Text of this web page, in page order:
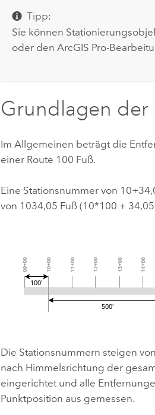
Tipp:
Sie können
oder den ArcGIS Pro-
Grundlagen der
Im Allgemeinen beträgt die
einer Route 100 Fuß.
Eine Stationsnummer von
von 1034,05 Fuß (10*100 +
Die Stationsnummern steigen
nach Himmelsrichtung der
eingerichtet und alle
Punktposition aus gemessen.